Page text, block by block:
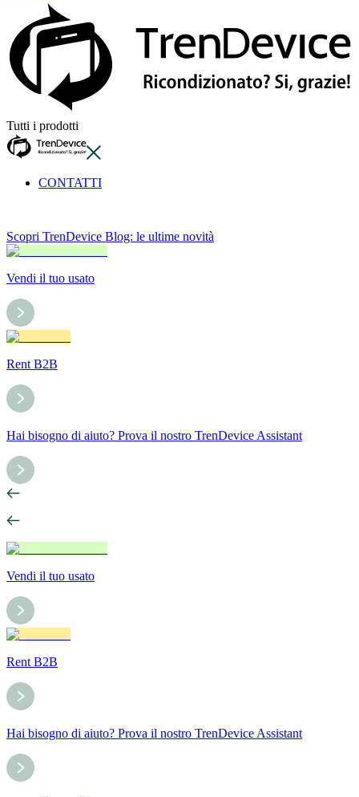
Tutti i prodotti
CONTATTI
Scopri TrenDevice Blog: le ultime novità
Vendi il tuo usato
Rent B2B
Hai bisogno di aiuto? Prova il nostro TrenDevice Assistant
Vendi il tuo usato
Rent B2B
Hai bisogno di aiuto? Prova il nostro TrenDevice Assistant